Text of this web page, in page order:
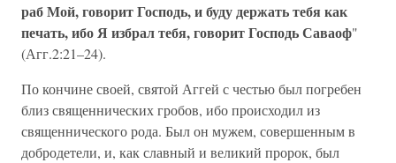
раб Мой, говорит Господь, и буду держать тебя как
печать, ибо Я избрал тебя, говорит Господь Саваоф"
(Агг.2:21–24).
По кончине своей, святой Аггей с честью был погребен
близ священнических гробов, ибо происходил из
священнического рода. Был он мужем, совершенным в
добродетели, и, как славный и великий пророк, был